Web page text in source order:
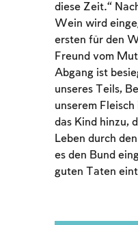
diese Zeit.“
Wein wird
ersten für den
Freund vom
Abgang ist
unseres Teils,
unserem
das Kind hinzu,
Leben durch
es den Bund
guten Taten